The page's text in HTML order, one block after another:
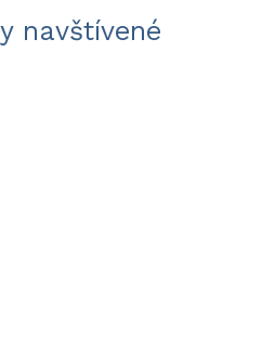
navštívené